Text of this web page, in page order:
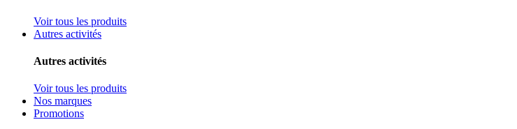
Voir tous les produits
Autres activités
Autres activités
Voir tous les produits
Nos marques
Promotions